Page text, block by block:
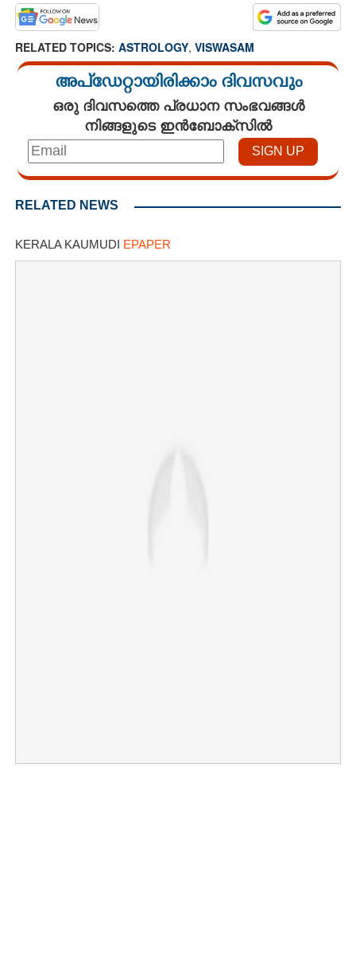
RELATED TOPICS: ASTROLOGY, VISWASAM
അപ്ഡേറ്റായിരിക്കാം ദിവസവും
ഒരു ദിവസത്തെ പ്രധാന സംഭവങ്ങൾ
നിങ്ങളുടെ ഇൻബോക്സിൽ
RELATED NEWS
KERALA KAUMUDI EPAPER
×
Share this link